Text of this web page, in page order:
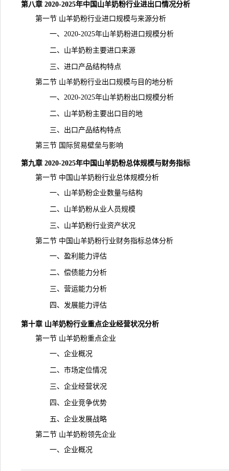
第八章 2020-2025年中国山羊奶粉行业进出口情况分析
第一节 山羊奶粉行业进口规模与来源分析
一、2020-2025年山羊奶粉进口规模分析
二、山羊奶粉主要进口来源
三、进口产品结构特点
第二节 山羊奶粉行业出口规模与目的地分析
一、2020-2025年山羊奶粉出口规模分析
二、山羊奶粉主要出口目的地
三、出口产品结构特点
第三节 国际贸易壁垒与影响
第九章 2020-2025年中国山羊奶粉总体规模与财务指标
第一节 中国山羊奶粉行业总体规模分析
一、山羊奶粉企业数量与结构
二、山羊奶粉从业人员规模
三、山羊奶粉行业资产状况
第二节 中国山羊奶粉行业财务指标总体分析
一、盈利能力评估
二、偿债能力分析
三、营运能力分析
四、发展能力评估
第十章 山羊奶粉行业重点企业经营状况分析
第一节 山羊奶粉重点企业
一、企业概况
二、市场定位情况
三、企业经营状况
四、企业竞争优势
五、企业发展战略
第二节 山羊奶粉领先企业
一、企业概况